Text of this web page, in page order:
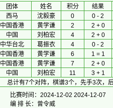
团体 姓名 积分
结果
西马 沈毅豪 0
0 - 2
中国香港 黄学谦 2
2 + 0
中国 刘柏宏 4
2 + 0
中华台北 葛振衣 4
0 - 2
中国香港 黄学谦 6
1 = 1
中国香港 黄学谦 7
2 + 0
中国 刘柏宏 11
3 + 1
总计有7个对阵，棋谱3个，先手3次，
比赛时间：2024-12-02 2024-12-07
编 排 长：曾令威